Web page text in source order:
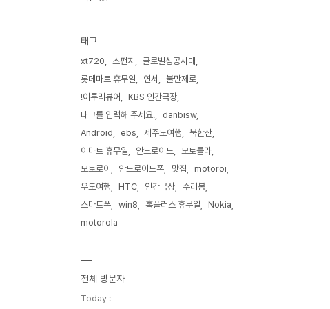
태그
xt720 스펀지
글로벌성공시대
롯데마트 휴무일
연서
불만제로
!이투리뷰어
KBS 인간극장
태그를 입력해 주세요.
danbisw
Android
ebs 제주도여행
북한산
이마트 휴무일
안드로이드
모토롤라
모토로이
안드로이드폰 맛집
motoroi
우도여행
HTC 인간극장
수리봉
스마트폰
win8 홈플러스 휴무일
Nokia
motorola
전체 방문자
Today :